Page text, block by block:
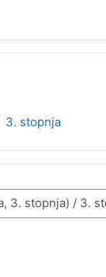
3. stopnja